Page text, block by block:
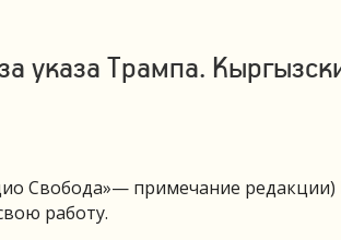
указа Трампа.
Свобода»— примечание редакции)
работу.